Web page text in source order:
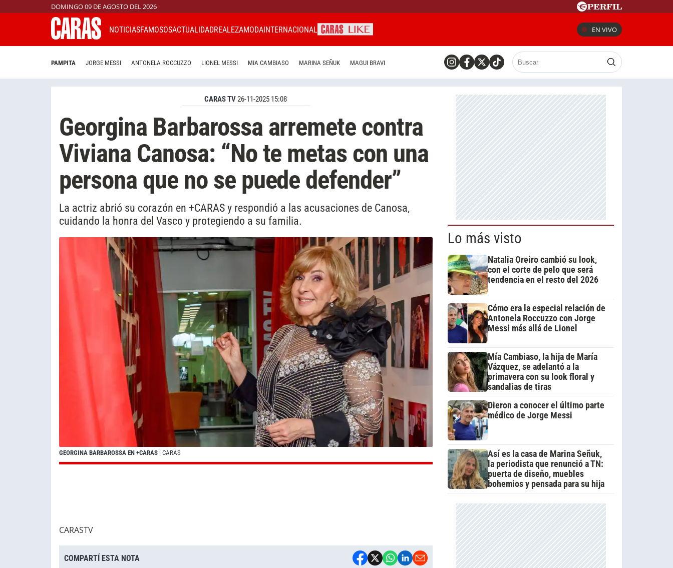
DOMINGO 09 DE AGOSTO DEL 2026
NOTICIASFAMOSOSACTUALIDADREALEZAMODAINTERNACIONAL EN VIVO
PAMPITA JORGE MESSI ANTONELA ROCCUZZO LIONEL MESSI MIA CAMBIASO MARINA SEÑUK MAGUI BRAVI
CARAS TV26-11-2025 15:08
Georgina Barbarossa arremete contra
Viviana Canosa: “No te metas con una
persona que no se puede defender”
La actriz abrió su corazón en +CARAS y respondió a las acusaciones de Canosa,
cuidando la honra del Vasco y protegiendo a su familia.
GEORGINA BARBAROSSA EN +CARAS | CARAS
CARASTV
COMPARTÍ ESTA NOTA
Lo más visto
Natalia Oreiro cambió su look,
con el corte de pelo que será
tendencia en el resto del 2026
Cómo era la especial relación de
Antonela Roccuzzo con Jorge
Messi más allá de Lionel
Mía Cambiaso, la hija de María
Vázquez, se adelantó a la
primavera con su look floral y
sandalias de tiras
Dieron a conocer el último parte
médico de Jorge Messi
Así es la casa de Marina Señuk,
la periodista que renunció a TN:
puerta de diseño, muebles
bohemios y pensada para su hija